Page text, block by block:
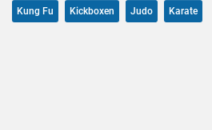
Kung Fu Kickboxen Judo Karate